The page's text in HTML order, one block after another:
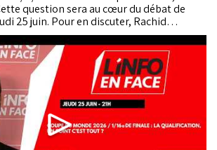
question sera au cœur du débat de
25 juin. Pour en discuter, Rachid
El Falah, consultant football, auteur